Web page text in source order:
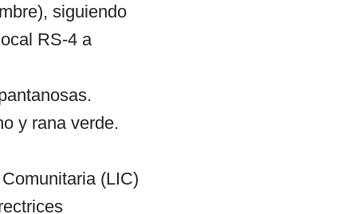
siguiendo
RS-4 a
y rana verde.
(LIC)